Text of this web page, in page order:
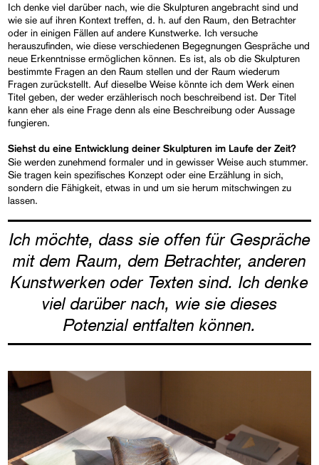
Ich denke viel darüber nach, wie die Skulpturen angebracht sind und
wie sie auf ihren Kontext treffen, d. h. auf den Raum, den Betrachter
oder in einigen Fällen auf andere Kunstwerke. Ich versuche
herauszufinden, wie diese verschiedenen Begegnungen Gespräche und
neue Erkenntnisse ermöglichen können. Es ist, als ob die Skulpturen
bestimmte Fragen an den Raum stellen und der Raum wiederum
Fragen zurückstellt. Auf dieselbe Weise könnte ich dem Werk einen
Titel geben, der weder erzählerisch noch beschreibend ist. Der Titel
kann eher als eine Frage denn als eine Beschreibung oder Aussage
fungieren.
Siehst du eine Entwicklung deiner Skulpturen im Laufe der Zeit?
Sie werden zunehmend formaler und in gewisser Weise auch stummer.
Sie tragen kein spezifisches Konzept oder eine Erzählung in sich,
sondern die Fähigkeit, etwas in und um sie herum mitschwingen zu
lassen.
Ich möchte, dass sie offen für Gespräche
mit dem Raum, dem Betrachter, anderen
Kunstwerken oder Texten sind. Ich denke
viel darüber nach, wie sie dieses
Potenzial entfalten können.